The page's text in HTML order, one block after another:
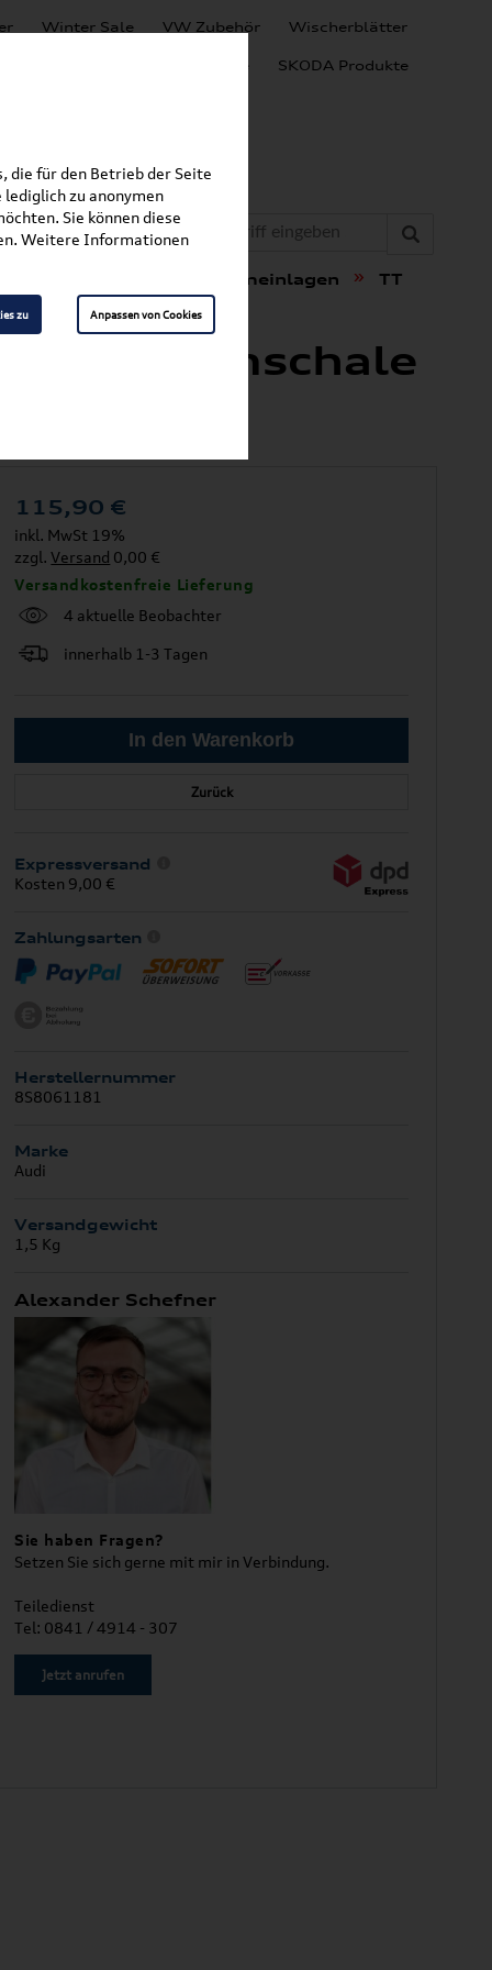
Winter Sale VW Zubehör Wischerblätter
SEAT Produkte SKODA Produkte
Gepäckraumeinlagen » TT
115,90 €
inkl. MwSt 19%
zzgl.Versand 0,00 €
Versandkostenfreie Lieferung
4 aktuelle Beobachter
innerhalb 1-3 Tagen
Zurück
Expressversand
Kosten 9,00 €
Zahlungsarten
Herstellernummer
8S8061181
Marke
Audi
Versandgewicht
1,5 Kg
Alexander Schefner
Sie haben Fragen?
Setzen Sie sich gerne mit mir in Verbindung.
Teiledienst
Tel: 0841 / 4914 - 307
Jetzt anrufen
die für den Betrieb der Seite
zu anonymen
Sie können diese
Weitere Informationen
zu Anpassen von Cookies